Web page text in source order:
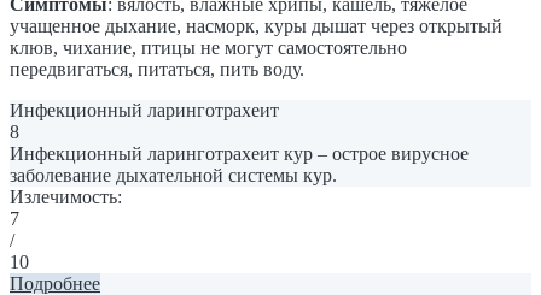
учащенное дыхание, насморк, куры дышат через открытый
клюв, чихание, птицы не могут самостоятельно
передвигаться, питаться, пить воду.
Инфекционный ларинготрахеит
8
Инфекционный ларинготрахеит кур – острое вирусное
заболевание дыхательной системы кур.
Излечимость:
7
/
10
Подробнее